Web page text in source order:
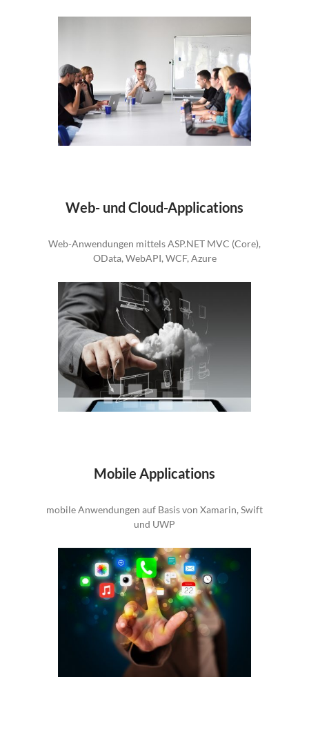
Web- und Cloud-Applications
Web-Anwendungen mittels ASP.NET MVC (Core),
OData, WebAPI, WCF, Azure
Mobile Applications
mobile Anwendungen auf Basis von Xamarin, Swift
und UWP